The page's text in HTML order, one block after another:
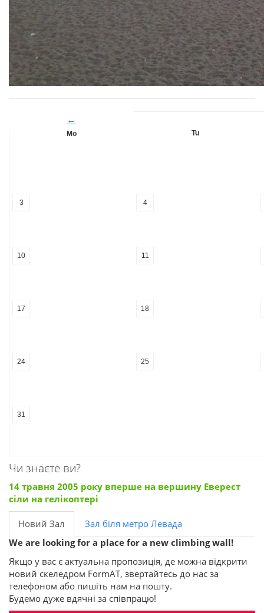
←
Mo Tu
3 4
10 11
17 18
24 25
31
Чи знаєте ви?
14 травня 2005 року вперше на вершину Еверест
сіли на гелікоптері
Новий Зал
Зал біля метро Левада
We are looking for a place for a new climbing wall!
Якщо у вас є актуальна пропозиція, де можна відкрити
новий скеледром FormAT, звертайтесь до нас за
телефоном або пишіть нам на пошту.
Будемо дуже вдячні за співпрацю!